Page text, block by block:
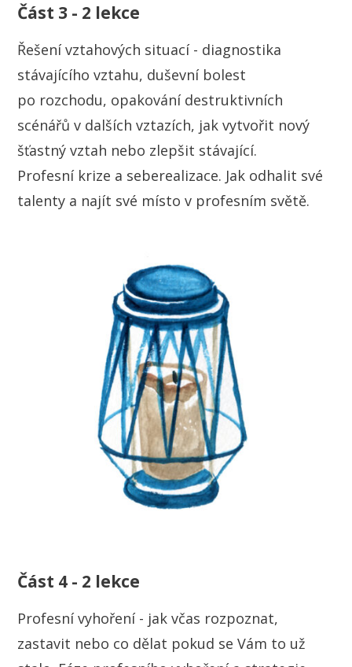
Část 3 - 2 lekce
Řešení vztahových situací - diagnostika
stávajícího vztahu, duševní bolest
po rozchodu, opakování destruktivních
scénářů v dalších vztazích, jak vytvořit nový
šťastný vztah nebo zlepšit stávající.
Profesní krize a seberealizace. Jak odhalit své
talenty a najít své místo v profesním světě.
Část 4 - 2 lekce
Profesní vyhoření - jak včas rozpoznat,
zastavit nebo co dělat pokud se Vám to už